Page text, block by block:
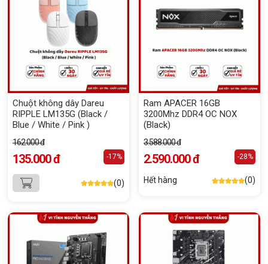
Chuột không dây Dareu
RIPPLE LM135G (Black /
Blue / White / Pink )
162.000 đ
135.000 đ -17%
(0)
Ram APACER 16GB
3200Mhz DDR4 OC NOX
(Black)
3.588.000 đ
2.590.000 đ -28%
Hết hàng (0)